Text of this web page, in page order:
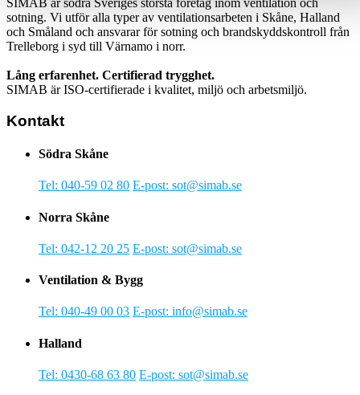
SIMAB är södra Sveriges största företag inom ventilation och
sotning. Vi utför alla typer av ventilationsarbeten i Skåne, Halland
och Småland och ansvarar för sotning och brandskyddskontroll från
Trelleborg i syd till Värnamo i norr.
Lång erfarenhet. Certifierad trygghet.
SIMAB är ISO-certifierade i kvalitet, miljö och arbetsmiljö.
Kontakt
Södra Skåne
Tel: 040-59 02 80 E-post: sot@simab.se
Norra Skåne
Tel: 042-12 20 25 E-post: sot@simab.se
Ventilation & Bygg
Tel: 040-49 00 03 E-post: info@simab.se
Halland
Tel: 0430-68 63 80 E-post: sot@simab.se